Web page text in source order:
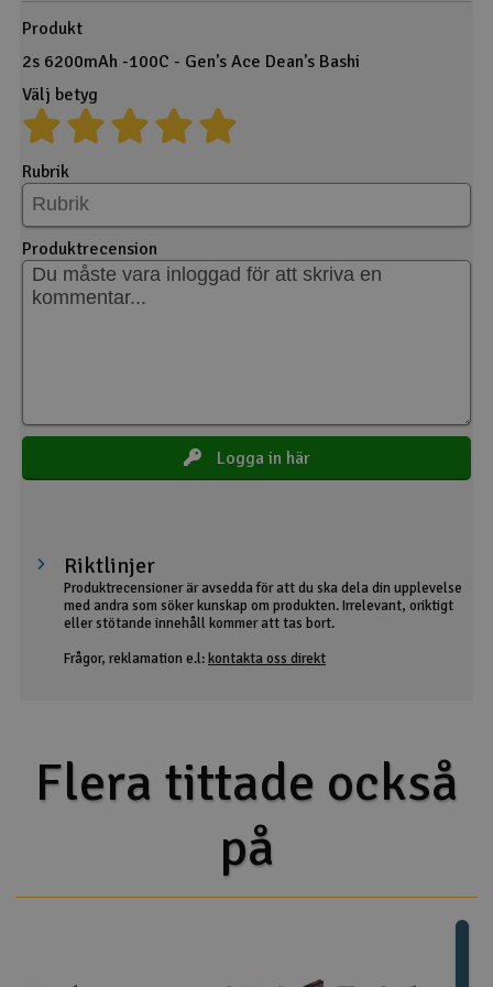
Produkt
2s 6200mAh -100C - Gen's Ace Dean's Bashi
Välj betyg
Rubrik
Produktrecension
Logga in här
Riktlinjer
Produktrecensioner är avsedda för att du ska dela din upplevelse
med andra som söker kunskap om produkten. Irrelevant, oriktigt
eller stötande innehåll kommer att tas bort.
Frågor, reklamation e.l: kontakta oss direkt
Flera tittade också
på